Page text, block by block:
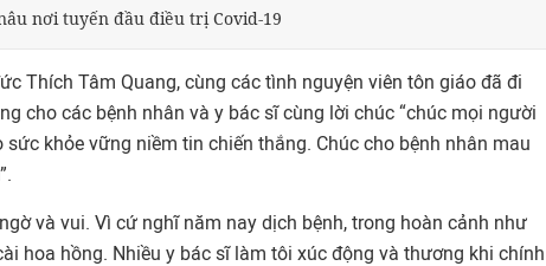
nơi tuyến đầu điều trị Covid-19
Thích Tâm Quang, cùng các tình nguyện viên tôn giáo đã đi
cho các bệnh nhân và y bác sĩ cùng lời chúc “chúc mọi người
khỏe vững niềm tin chiến thắng. Chúc cho bệnh nhân mau
và vui. Vì cứ nghĩ năm nay dịch bệnh, trong hoàn cảnh như
hoa hồng. Nhiều y bác sĩ làm tôi xúc động và thương khi chính